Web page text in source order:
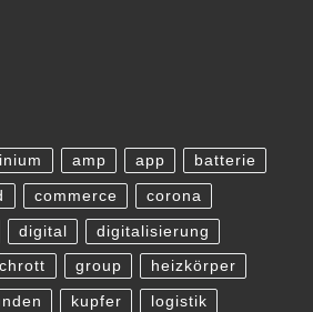
amp app batterie
commerce corona
digital digitalisierung
group heizkörper
kupfer logistik